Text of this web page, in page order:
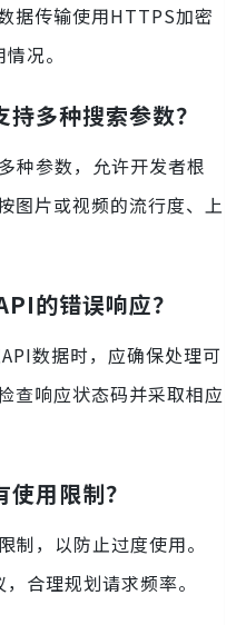
据传输使用HTTPS加密
况。
多种搜索参数？
种参数，允许开发者根
图片或视频的流行度、上
的错误响应？
数据时，应确保处理可
查响应状态码并采取相应
用限制？
制，以防止过度使用。
合理规划请求频率。